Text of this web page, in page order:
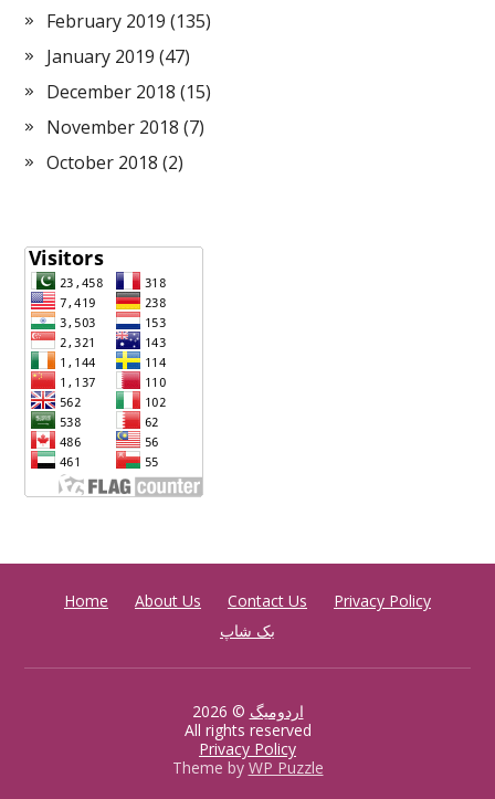
February 2019 (135)
January 2019 (47)
December 2018 (15)
November 2018 (7)
October 2018 (2)
Home About Us Contact Us
Privacy Policy
بک شاپ
اردومیگ © 2026
All rights reserved
Privacy Policy
Theme by WP Puzzle